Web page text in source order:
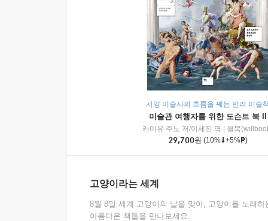
서양 미술사의 흐름을 꿰는 반려 미술
미술관 여행자를 위한 도슨트 북 II
카미유 주노 저/이세진 역
윌북
29,700원 (10% +5% )
고양이라는 세계
8월 8일 세계 고양이의 날을 맞아, 고양이를 노래하
아름다운 책들을 만나보세요.